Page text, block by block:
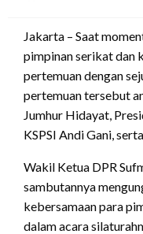
Jakarta – Saat
pimpinan serikat dan
pertemuan dengan
pertemuan tersebut
Jumhur Hidayat,
KSPSI Andi Gani,
Wakil Ketua DPR
sambutannya
kebersamaan para
dalam acara